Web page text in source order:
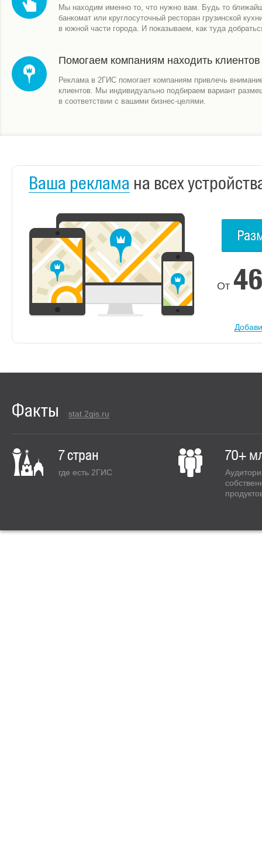
Мы находим именно то, что нужно вам. Будь то
банкомат или круглосуточный ресторан грузинской
в южной части города. И показываем, как туда
Помогаем компаниям находить клиентов
Реклама в 2ГИС помогает компаниям привлечь
клиентов. Мы индивидуально подбираем вариант
в соответствии с вашими бизнес-целями.
Ваша реклама на всех
От
Факты stat.2gis.ru
7 стран
где есть 2ГИС
70+